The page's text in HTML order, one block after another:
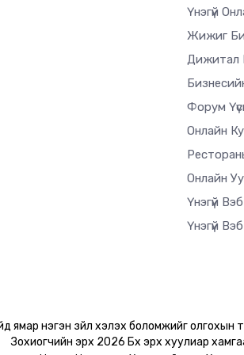
Үнэгүй
Жижиг
Дижитал
Форум
Онлайн
Онлайн
Үнэгүй
Үнэгүй
ямар нэгэн зүйл хэлэх боломжийг олгохын
Зохиогчийн эрх 2026 Бүх эрх хуулиар